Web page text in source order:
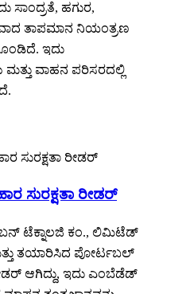
ಸಾಂದ್ರತೆ, ಹಗುರ,
ತಾಪಮಾನ ನಿಯಂತ್ರಣ
ಇದು
ವಾಹನ ಪರಿಸರದಲ್ಲಿ
ಸುರಕ್ಷತಾ ರೀಡರ್
ಟೆಕ್ನಾಲಜಿ ಕಂ., ಲಿಮಿಟೆಡ್
ತಯಾರಿಸಿದ ಪೋರ್ಟಬಲ್
ಆಗಿದ್ದು, ಇದು ಎಂಬೆಡೆಡ್